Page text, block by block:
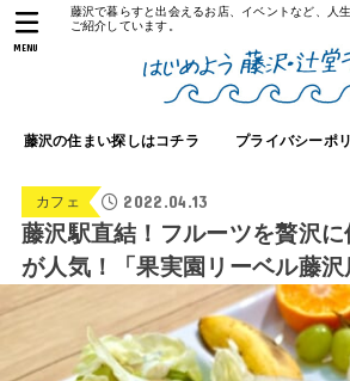
藤沢で暮らすと出会えるお店、イベントなど、人
ご紹介しています。
藤沢の住まい探しはコチラ プライバシーポ
MENU
カフェ 2022.04.13
藤沢駅直結！フルーツを贅沢
が人気！「果実園リーベル藤沢